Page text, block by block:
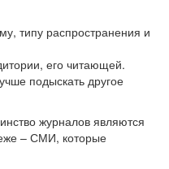
типу распространения и
его читающей.
подыскать другое
журналов являются
– СМИ, которые